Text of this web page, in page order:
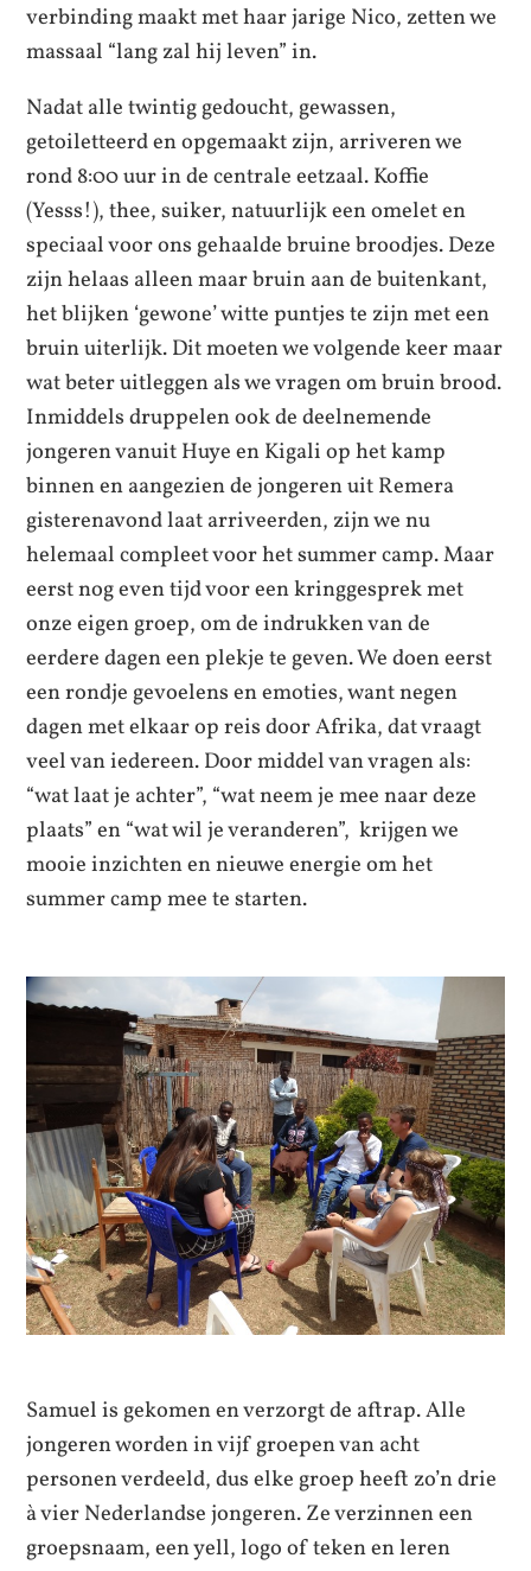
verbinding maakt met haar jarige Nico, zetten we
massaal “lang zal hij leven” in.
Nadat alle twintig gedoucht, gewassen,
getoiletteerd en opgemaakt zijn, arriveren we
rond 8:00 uur in de centrale eetzaal. Koffie
(Yesss!), thee, suiker, natuurlijk een omelet en
speciaal voor ons gehaalde bruine broodjes. Deze
zijn helaas alleen maar bruin aan de buitenkant,
het blijken ‘gewone’ witte puntjes te zijn met een
bruin uiterlijk. Dit moeten we volgende keer maar
wat beter uitleggen als we vragen om bruin brood.
Inmiddels druppelen ook de deelnemende
jongeren vanuit Huye en Kigali op het kamp
binnen en aangezien de jongeren uit Remera
gisterenavond laat arriveerden, zijn we nu
helemaal compleet voor het summer camp. Maar
eerst nog even tijd voor een kringgesprek met
onze eigen groep, om de indrukken van de
eerdere dagen een plekje te geven. We doen eerst
een rondje gevoelens en emoties, want negen
dagen met elkaar op reis door Afrika, dat vraagt
veel van iedereen. Door middel van vragen als:
“wat laat je achter”, “wat neem je mee naar deze
plaats” en “wat wil je veranderen”, krijgen we
mooie inzichten en nieuwe energie om het
summer camp mee te starten.
Samuel is gekomen en verzorgt de aftrap. Alle
jongeren worden in vijf groepen van acht
personen verdeeld, dus elke groep heeft zo’n drie
à vier Nederlandse jongeren. Ze verzinnen een
groepsnaam, een yell, logo of teken en leren